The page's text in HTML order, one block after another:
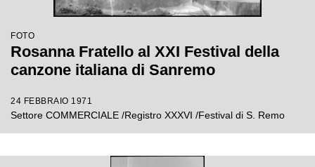
FOTO
Rosanna Fratello al XXI Festival della
canzone italiana di Sanremo
24 FEBBRAIO 1971
Settore COMMERCIALE /Registro XXXVI /Festival di S. Remo